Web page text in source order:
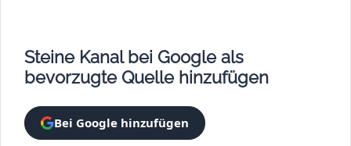
Steine Kanal bei Google als
bevorzugte Quelle hinzufügen
Bei Google hinzufügen